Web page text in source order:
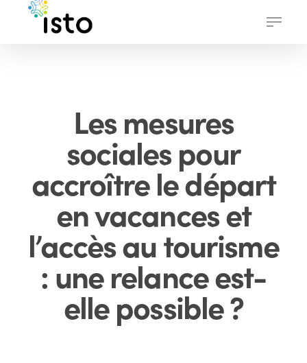
Menu
Les mesures
sociales pour
accroître le départ
en vacances et
l’accès au tourisme
: une relance est-
elle possible ?